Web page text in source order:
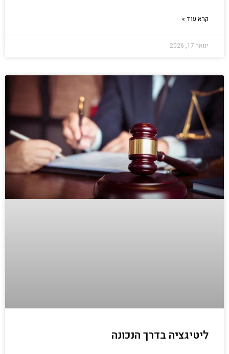
קרא עוד »
ינואר 17, 2026
ליטיגציה בדרך הנכונה